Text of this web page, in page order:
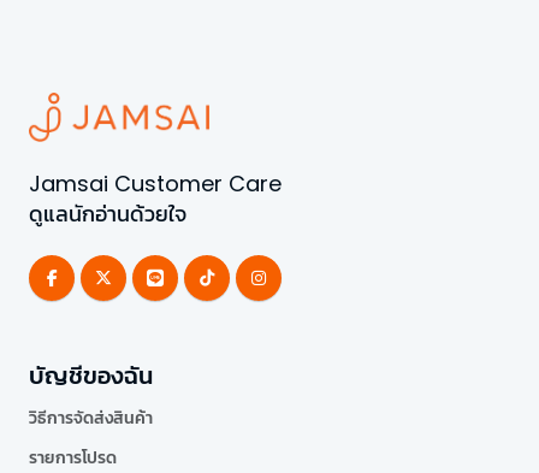
Jamsai Customer Care
ดูแลนักอ่านด้วยใจ
บัญชีของฉัน
วิธีการจัดส่งสินค้า
รายการโปรด